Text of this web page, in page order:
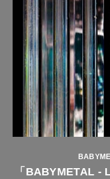
「BABYMETAL -